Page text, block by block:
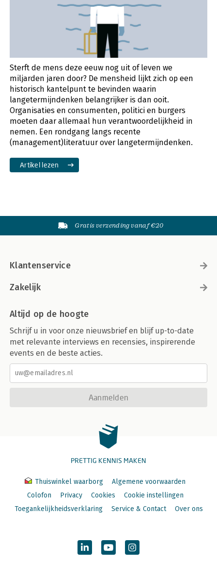
Sterft de mens deze eeuw nog uit of leven we
miljarden jaren door? De mensheid lijkt zich op een
historisch kantelpunt te bevinden waarin
langetermijndenken belangrijker is dan ooit.
Organisaties en consumenten, politici en burgers
moeten daar allemaal hun verantwoordelijkheid in
nemen. Een rondgang langs recente
(management)literatuur over langetermijndenken.
Artikel lezen
Gratis verzending vanaf €20
Klantenservice
Zakelijk
Altijd op de hoogte
Schrijf u in voor onze nieuwsbrief en blijf up-to-date
met relevante interviews en recensies, inspirerende
events en de beste acties.
Aanmelden
PRETTIG KENNIS MAKEN
Thuiswinkel waarborg
Algemene voorwaarden
Colofon
Privacy Cookies
Cookie instellingen
Toegankelijkheidsverklaring
Service & Contact Over ons